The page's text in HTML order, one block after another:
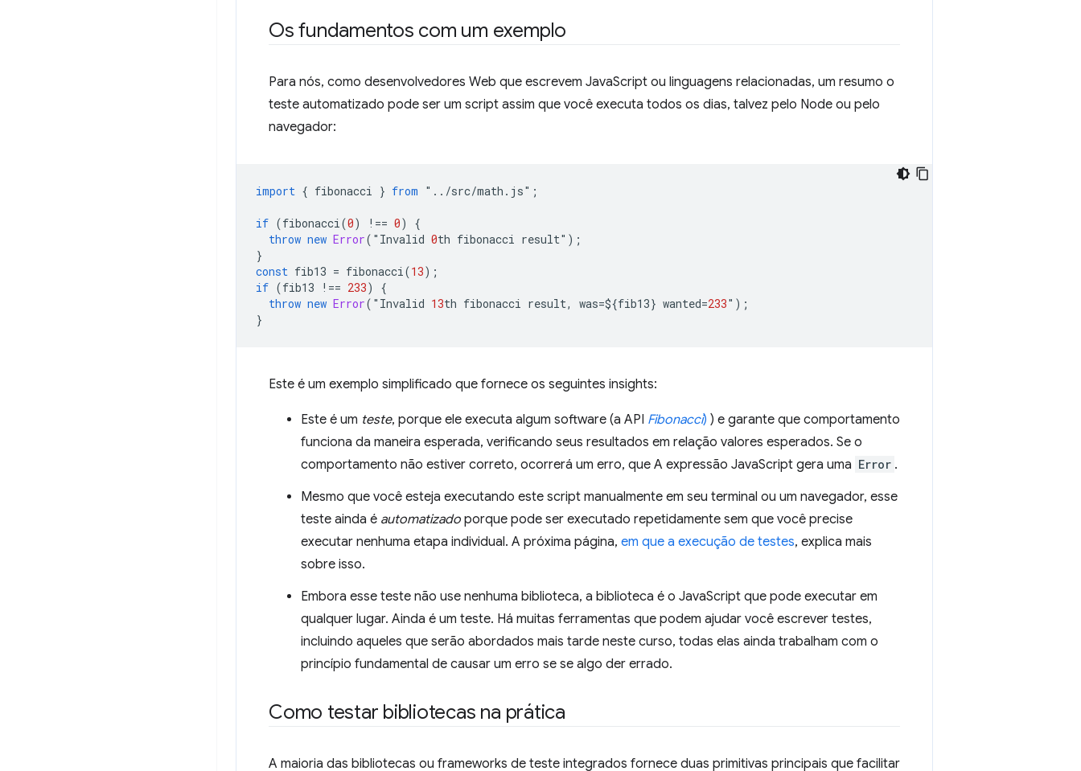
Os fundamentos com um exemplo
Para nós, como desenvolvedores Web que escrevem JavaScript ou linguagens relacionadas, um resumo o
teste automatizado pode ser um script assim que você executa todos os dias, talvez pelo Node ou pelo
navegador:
import { fibonacci } from " .. /src/math . js" ;
if (fibonacci(0) !== 0)
{
throw new Error( " Invalid 0th fibonacci result" );
}
const fib13 = fibonacci(13);
if (fib13 !== 233)
{
throw new Error( " Invalid 13th fibonacci result, was=${fib13} wanted=233" );
}
Este é um exemplo simplificado que fornece os seguintes insights:
Este é um teste, porque ele executa algum software (a API Fibonacci) ) e garante que comportamento
funciona da maneira esperada, verificando seus resultados em relação valores esperados. Se o
comportamento não estiver correto, ocorrerá um erro, que A expressão JavaScript gera uma Error .
Mesmo que você esteja executando este script manualmente em seu terminal ou um navegador, esse
teste ainda é automatizado porque pode ser executado repetidamente sem que você precise
executar nenhuma etapa individual. A próxima página, em que a execução de testes, explica mais
sobre isso.
Embora esse teste não use nenhuma biblioteca, a biblioteca é o JavaScript que pode executar em
qualquer lugar. Ainda é um teste. Há muitas ferramentas que podem ajudar você escrever testes,
incluindo aqueles que serão abordados mais tarde neste curso, todas elas ainda trabalham com o
princípio fundamental de causar um erro se se algo der errado.
Como testar bibliotecas na prática
A maioria das bibliotecas ou frameworks de teste integrados fornece duas primitivas principais que facilitar